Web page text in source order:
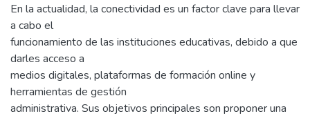
En la actualidad, la conectividad es un factor clave para llevar
a cabo el
funcionamiento de las instituciones educativas, debido a que
darles acceso a
medios digitales, plataformas de formación online y
herramientas de gestión
administrativa. Sus objetivos principales son proponer una